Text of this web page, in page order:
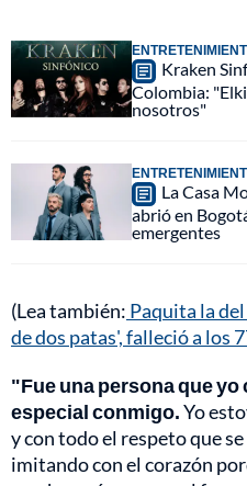
Kraken
Colombia:
nosotros"
La Casa
abrió en
emergentes
(Lea también: Paquita la
de dos patas', falleció a los
"Fue una persona que
especial conmigo.Yo
y con todo el respeto que
imitando con el corazón